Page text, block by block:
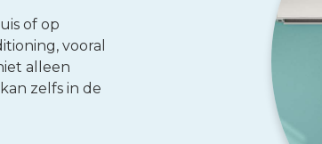
of op
vooral
alleen
zelfs in de